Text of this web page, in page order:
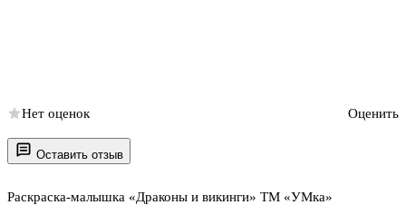
Оставить отзыв
Раскраска-малышка «Драконы и викинги» ТМ «УМка»
Нет оценок Оценить